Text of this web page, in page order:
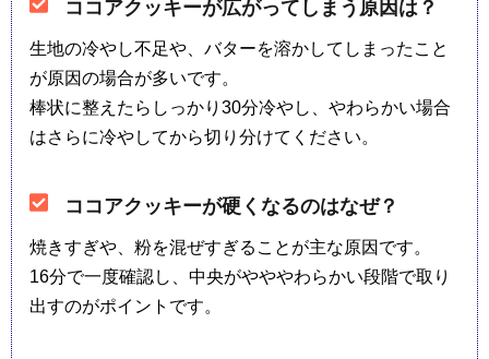
ココアクッキーが広がってしまう原因は？
生地の冷やし不足や、バターを溶かしてしまったこと
が原因の場合が多いです。
棒状に整えたらしっかり30分冷やし、やわらかい場合
はさらに冷やしてから切り分けてください。
ココアクッキーが硬くなるのはなぜ？
焼きすぎや、粉を混ぜすぎることが主な原因です。
16分で一度確認し、中央がやややわらかい段階で取り
出すのがポイントです。